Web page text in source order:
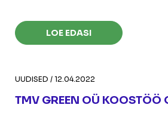
LOE EDASI
UUDISED / 12.04.2022
TMV GREEN OÜ KOOSTÖÖ